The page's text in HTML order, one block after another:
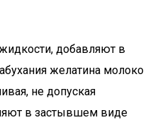
добавляют в
желатина молоко
не допуская
в застывшем виде